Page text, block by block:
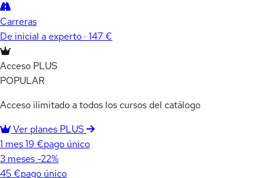
Carreras
De inicial a experto · 147 €
Acceso PLUS
POPULAR
Acceso ilimitado a todos los cursos del catálogo
Ver planes PLUS
1 mes19 €pago único
3 meses -22%
45 €pago único